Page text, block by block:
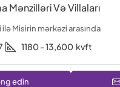
Mənzilləri Və Villaları
ilə Misirin mərkəzi arasında
1180 - 13,600 kvft
edin